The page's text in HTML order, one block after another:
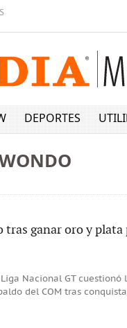
DEPORTES
tras ganar oro y
Nacional GT
del COM tras